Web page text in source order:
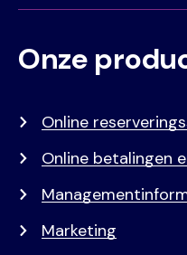
Voet
Primair
Onze
Online
Online betalingen
Marketing